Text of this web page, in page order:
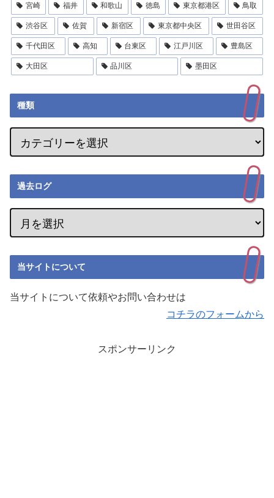
宮崎 福井 和歌山 徳島 東京都港区 鳥取
渋谷区 佐賀 新宿区 東京都中央区 世田谷区
千代田区 高知 台東区 江戸川区 豊島区
大田区 品川区 墨田区
種類
過去ログ
当サイトについて
当サイトについて依頼やお問い合わせは
コチラのフォームから
スポンサーリンク